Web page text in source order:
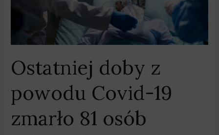
Ostatniej doby z
powodu Covid-19
zmarło 81 osób
osób